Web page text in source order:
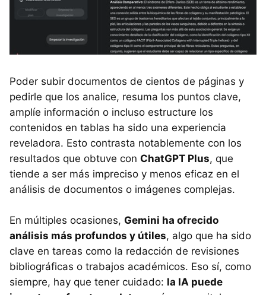
Poder subir documentos de cientos de páginas y
pedirle que los analice, resuma los puntos clave,
amplíe información o incluso estructure los
contenidos en tablas ha sido una experiencia
reveladora. Esto contrasta notablemente con los
resultados que obtuve con ChatGPT Plus, que
tiende a ser más impreciso y menos eficaz en el
análisis de documentos o imágenes complejas.
En múltiples ocasiones, Gemini ha ofrecido
análisis más profundos y útiles, algo que ha sido
clave en tareas como la redacción de revisiones
bibliográficas o trabajos académicos. Eso sí, como
siempre, hay que tener cuidado: la IA puede